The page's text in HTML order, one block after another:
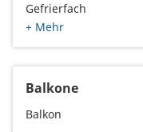
Gefrierfach
+ Mehr
Balkone
Balkon